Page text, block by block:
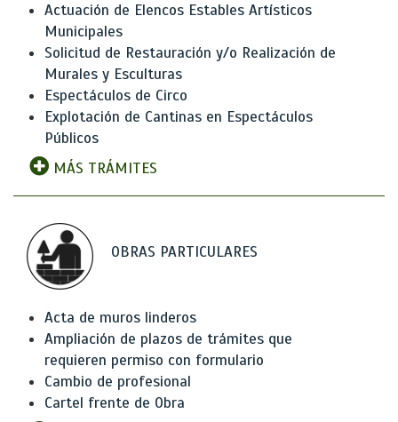
Actuación de Elencos Estables Artísticos
Municipales
Solicitud de Restauración y/o Realización de
Murales y Esculturas
Espectáculos de Circo
Explotación de Cantinas en Espectáculos
Públicos
MÁS TRÁMITES
OBRAS PARTICULARES
Acta de muros linderos
Ampliación de plazos de trámites que
requieren permiso con formulario
Cambio de profesional
Cartel frente de Obra